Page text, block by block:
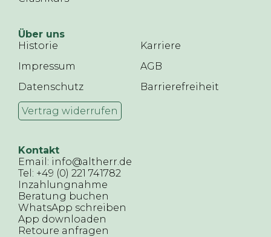
Über uns
Historie
Karriere
Impressum
AGB
Datenschutz
Barrierefreiheit
Vertrag widerrufen
Kontakt
Email: info@altherr.de
Tel: +49 (0) 221 741782
Inzahlungnahme
Beratung buchen
WhatsApp schreiben
App downloaden
Retoure anfragen